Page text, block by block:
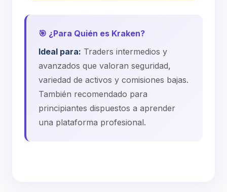
🎯 ¿Para Quién es Kraken?
Ideal para: Traders intermedios y
avanzados que valoran seguridad,
variedad de activos y comisiones bajas.
También recomendado para
principiantes dispuestos a aprender
una plataforma profesional.